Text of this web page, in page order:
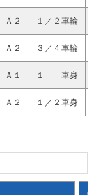
Ａ２ １／２車輪
Ａ２ ３／４車輪
Ａ１ １ 車身
Ａ２ １／２車身